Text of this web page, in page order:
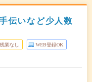
伝いなど少人数
残業なし WEB登録OK